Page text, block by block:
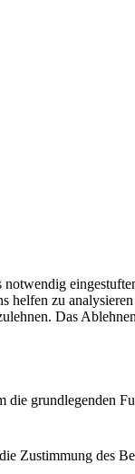
zu
Das
grundlegenden
Zustimmung des